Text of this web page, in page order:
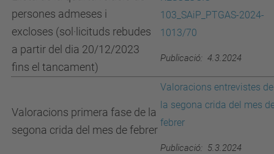
persones admeses i
excloses (sol·licituds rebudes
a partir del dia 20/12/2023
fins el tancament)
103_SAiP_PTGAS-2024-
1013/70
Publicació: 4.3.2024
Valoracions primera fase de la
segona crida del mes de febrer
Valoracions entrevistes de
la segona crida del mes
febrer
Publicació: 5.3.2024